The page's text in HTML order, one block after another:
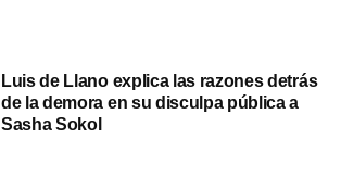
Luis de Llano explica las razones detrás
de la demora en su disculpa pública a
Sasha Sokol